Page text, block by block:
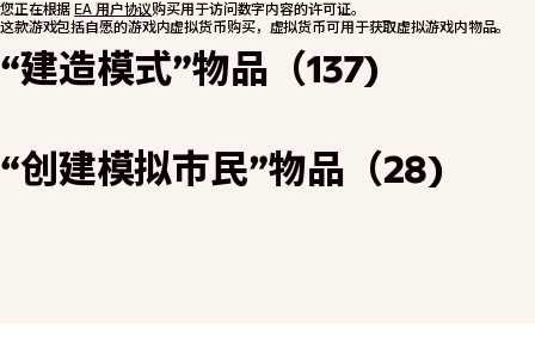
您正在根据 EA 用户协议购买用于访问数字内容的许可证。
这款游戏包括自愿的游戏内虚拟货币购买，虚拟货币可用于获取虚拟游戏内物品。
“建造模式”物品（137)
“创建模拟市民”物品（28)